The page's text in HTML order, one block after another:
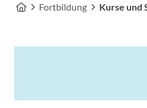
Fortbildung Kurse und